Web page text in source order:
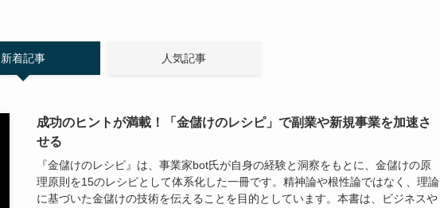
新着記事 人気記事
成功のヒントが満載！「金儲けのレシピ」で副業や新規事業を加速さ
せる
『金儲けのレシピ』は、事業家bot氏が自身の経験と洞察をもとに、金儲けの原
理原則を15のレシピとして体系化した一冊です。精神論や根性論ではなく、理論
に基づいた金儲けの技術を伝えることを目的としています。本書は、ビジネスや